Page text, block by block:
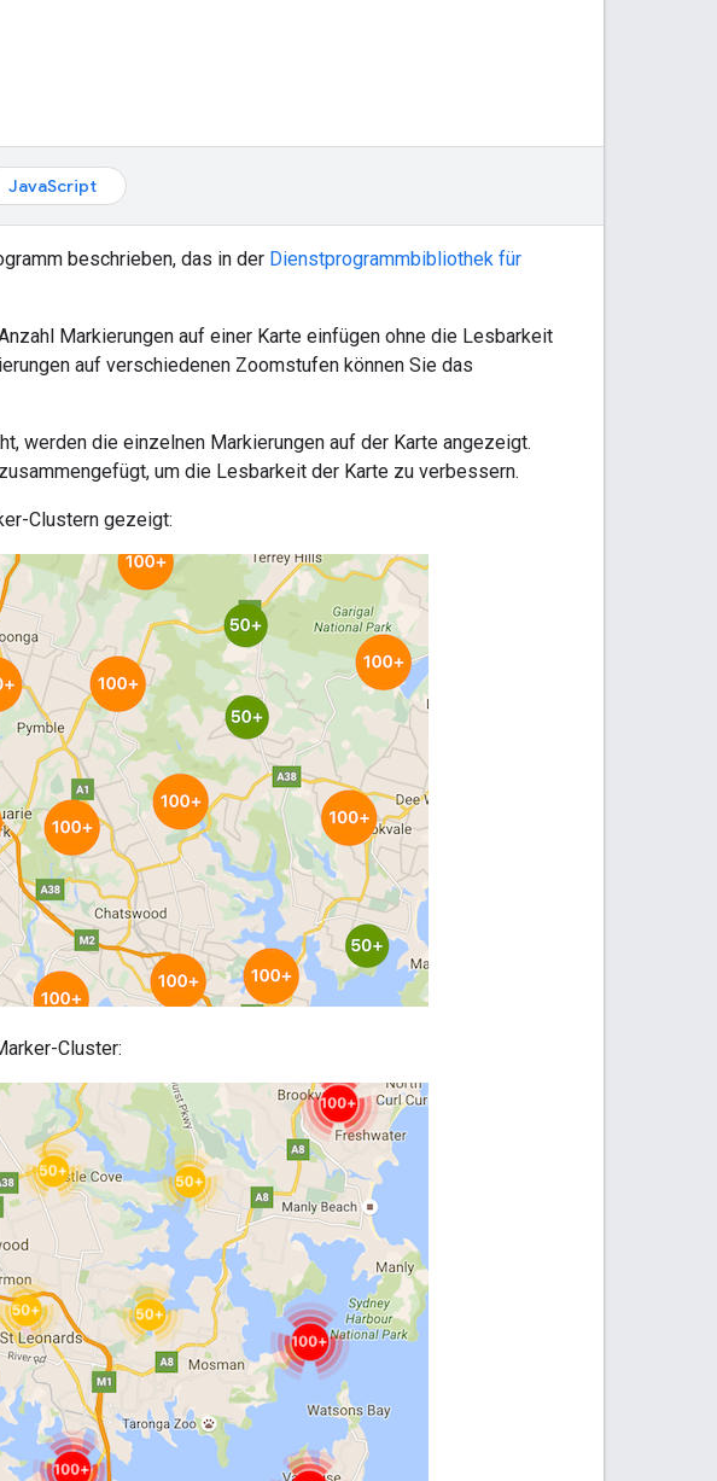
JavaScript
beschrieben, das in der Dienstprogrammbibliothek für
Markierungen auf einer Karte einfügen ohne die Lesbarkeit
auf verschiedenen Zoomstufen können Sie das
werden die einzelnen Markierungen auf der Karte angezeigt.
um die Lesbarkeit der Karte zu verbessern.
Clustern gezeigt:
Cluster: